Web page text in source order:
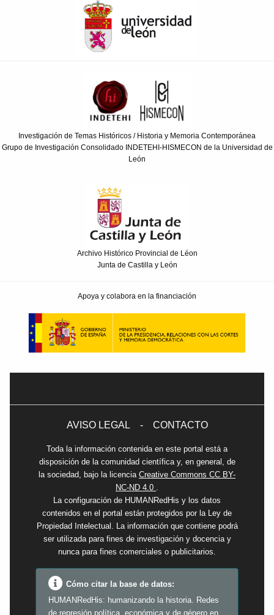
Investigación de Temas Históricos / Historia y Memoria Contemporánea
Grupo de Investigación Consolidado INDETEHI-HISMECON de la Universidad de
León
Archivo Histórico Provincial de Léon
Junta de Castilla y León
Apoya y colabora en la financiación
AVISO LEGAL - CONTACTO
Toda la información contenida en este portal está a
disposición de la comunidad científica y, en general, de
la sociedad, bajo la licencia Creative Commons CC BY-
NC-ND 4.0 .
La configuración de HUMANRedHis y los datos
contenidos en el portal están protegidos por la Ley de
Propiedad Intelectual. La información que contiene podrá
ser utilizada para fines de investigación y docencia y
nunca para fines comerciales o publicitarios.
Cómo citar la base de datos:
HUMANRedHis: humanizando la historia. Redes
de represión política, económica y de género en